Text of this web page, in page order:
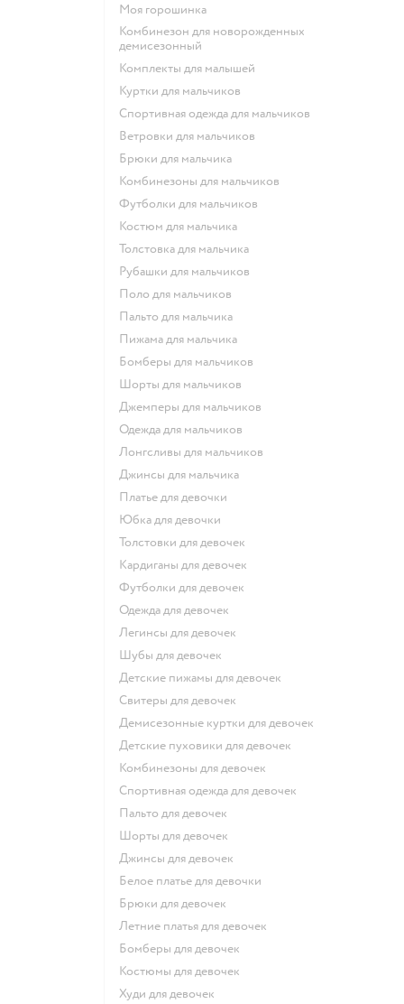
Моя горошинка
Комбинезон для новорожденных
демисезонный
Комплекты для малышей
Куртки для мальчиков
Спортивная одежда для мальчиков
Ветровки для мальчиков
Брюки для мальчика
Комбинезоны для мальчиков
Футболки для мальчиков
Костюм для мальчика
Толстовка для мальчика
Рубашки для мальчиков
Поло для мальчиков
Пальто для мальчика
Пижама для мальчика
Бомберы для мальчиков
Шорты для мальчиков
Джемперы для мальчиков
Одежда для мальчиков
Лонгсливы для мальчиков
Джинсы для мальчика
Платье для девочки
Юбка для девочки
Толстовки для девочек
Кардиганы для девочек
Футболки для девочек
Одежда для девочек
Легинсы для девочек
Шубы для девочек
Детские пижамы для девочек
Свитеры для девочек
Демисезонные куртки для девочек
Детские пуховики для девочек
Комбинезоны для девочек
Спортивная одежда для девочек
Пальто для девочек
Шорты для девочек
Джинсы для девочек
Белое платье для девочки
Брюки для девочек
Летние платья для девочек
Бомберы для девочек
Костюмы для девочек
Худи для девочек